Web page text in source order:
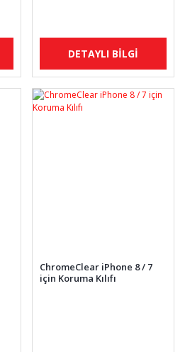
DETAYLI BİLGİ
ChromeClear iPhone 8 / 7
için Koruma Kılıfı